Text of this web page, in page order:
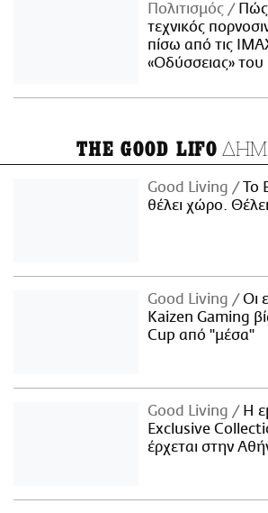
Πολιτισμός
Πώς
τεχνικός
πίσω από τις
«Οδύσσειας»
THE GOOD LIFO
Good Living
Το
θέλει χώρο.
Good Living
Οι
Kaizen Gaming
Cup από "μέσα"
Good Living
Η
Exclusive
έρχεται στην